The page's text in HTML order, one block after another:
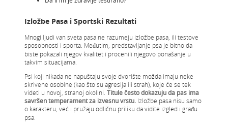
Izložbe Pasa i Sportski Rezultati
Mnogi ljudi van sveta pasa ne razumeju izložbe pasa, ili testove
sposobnosti i sporta. Međutim, predstavljanje psa je bitno da
biste pokazali njegov kvalitet i procenili njegovo ponašanje u
takvim situacijama.
Psi koji nikada ne napuštaju svoje dvorište možda imaju neke
skrivene osobine (kao što su agresija ili strah), koje će se tek
videti u novoj, stranoj okolini. Titule često dokazuju da pas ima
savršen temperament za izvesnu vrstu. Izložbe pasa nisu samo
o karakteru, već i pružaju odličnu priliku da vidite izgled i građu
psa.